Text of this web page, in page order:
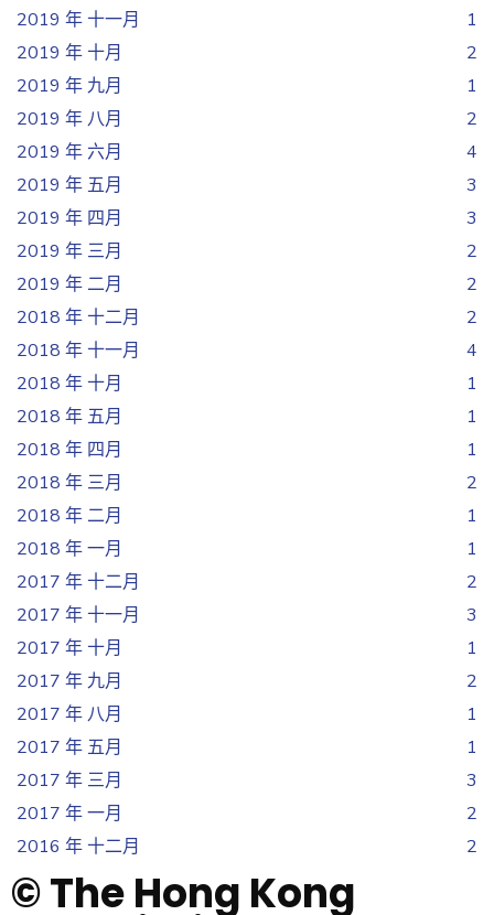
2019 年 十一月
1
2019 年 十月
2
2019 年 九月
1
2019 年 八月
2
2019 年 六月
4
2019 年 五月
3
2019 年 四月
3
2019 年 三月
2
2019 年 二月
2
2018 年 十二月
2
2018 年 十一月
4
2018 年 十月
1
2018 年 五月
1
2018 年 四月
1
2018 年 三月
2
2018 年 二月
1
2018 年 一月
1
2017 年 十二月
2
2017 年 十一月
3
2017 年 十月
1
2017 年 九月
2
2017 年 八月
1
2017 年 五月
1
2017 年 三月
3
2017 年 一月
2
2016 年 十二月
2
© The Hong Kong